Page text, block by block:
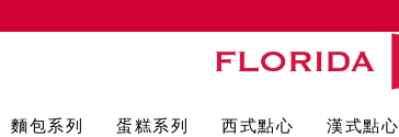
麵包系列 蛋糕系列 西式點心 漢式點心